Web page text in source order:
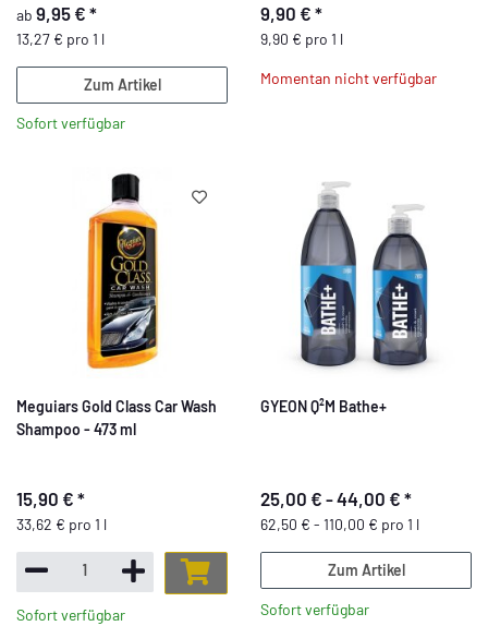
ab 9,95 € *
13,27 € pro 1 l
Zum Artikel
Sofort verfügbar
9,90 € *
9,90 € pro 1 l
Momentan nicht verfügbar
Meguiars Gold Class Car Wash
Shampoo - 473 ml
15,90 € *
33,62 € pro 1 l
Sofort verfügbar
GYEON Q²M Bathe+
25,00 € -44,00 € *
62,50 € - 110,00 € pro 1 l
Zum Artikel
Sofort verfügbar